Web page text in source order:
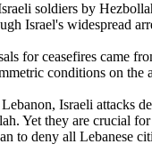
soldiers by
Israel's widespread
for ceasefires came
conditions on the
Israeli attacks
Yet they are crucial
to deny all Lebanese